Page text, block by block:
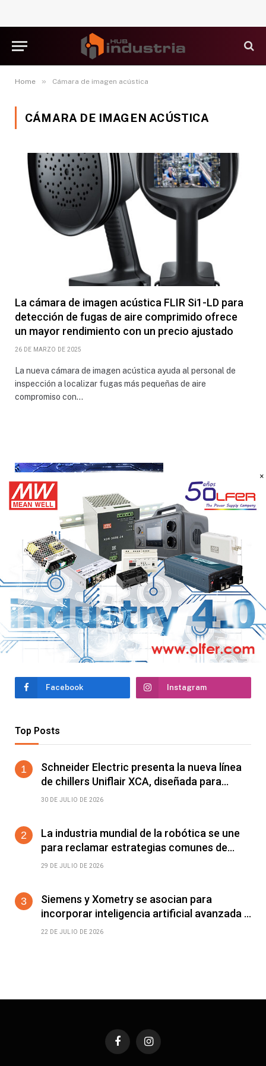
Home » Cámara de imagen acústica
CÁMARA DE IMAGEN ACÚSTICA
La cámara de imagen acústica FLIR Si1-LD para
detección de fugas de aire comprimido ofrece
un mayor rendimiento con un precio ajustado
26 DE MARZO DE 2025
La nueva cámara de imagen acústica ayuda al personal de
inspección a localizar fugas más pequeñas de aire
compromiso con…
Síguenos en nuestras RRSS!
Facebook Instagram
Top Posts
Schneider Electric presenta la nueva línea
de chillers Uniflair XCA, diseñada para
mejorar el rendimiento energético y la
30 DE JULIO DE 2026
La industria mundial de la robótica se une
para reclamar estrategias comunes de
automatización
29 DE JULIO DE 2026
Siemens y Xometry se asocian para
incorporar inteligencia artificial avanzada a
la cadena de suministro en Siemens
22 DE JULIO DE 2026
FacebookInstagram
×